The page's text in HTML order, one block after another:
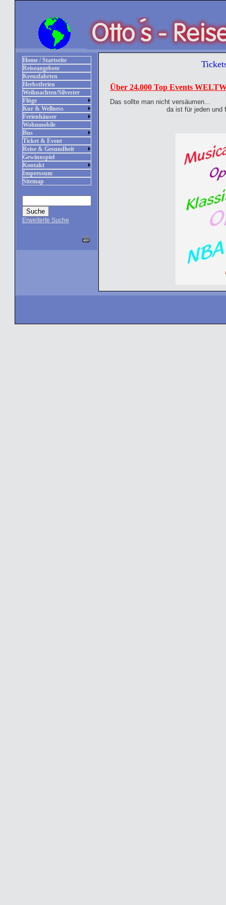
Home / Startseite
Reiseangebote
Kreuzfahrten
Herbstferien
Weihnachten/Silvester
Flüge
Kur & Wellness
Ferienhäuser
Wohnmobile
Bus
Ticket & Event
Reise & Gesundheit
Gewinnspiel
Kontakt
Impressum
Sitemap
Erweiterte Suche
Über 24.000 Top Events
Das sollte man nicht versäumen...
da ist für jeden und für